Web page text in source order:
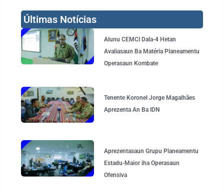
Últimas Notícias
Alunu CEMCI Dala-4 Hetan
Avaliasaun Ba Matéria Planeamentu
Operasaun Kombate
Tenente Koronel Jorge Magalhães
Aprezenta An Ba IDN
Aprezentasaun Grupu Planeamentu
Estadu-Maior iha Operasaun
Ofensiva
Page